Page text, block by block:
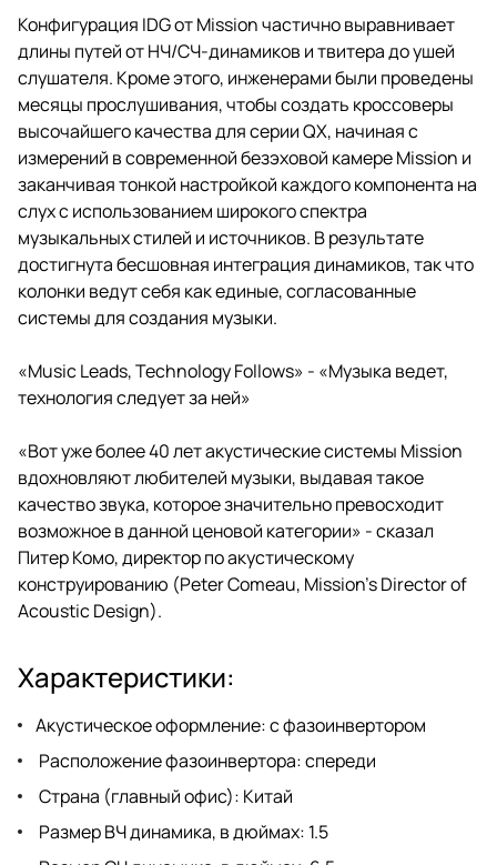
Конфигурация IDG от Mission частично выравнивает
длины путей от НЧ/СЧ-динамиков и твитера до ушей
слушателя. Кроме этого, инженерами были проведены
месяцы прослушивания, чтобы создать кроссоверы
высочайшего качества для серии QX, начиная с
измерений в современной безэховой камере Mission и
заканчивая тонкой настройкой каждого компонента на
слух с использованием широкого спектра
музыкальных стилей и источников. В результате
достигнута бесшовная интеграция динамиков, так что
колонки ведут себя как единые, согласованные
системы для создания музыки.
«Music Leads, Technology Follows» - «Музыка ведет,
технология следует за ней»
«Вот уже более 40 лет акустические системы Mission
вдохновляют любителей музыки, выдавая такое
качество звука, которое значительно превосходит
возможное в данной ценовой категории» - сказал
Питер Комо, директор по акустическому
конструированию (Peter Comeau, Mission’s Director of
Acoustic Design).
Характеристики:
Акустическое оформление: с фазоинвертором
Расположение фазоинвертора: спереди
Страна (главный офис): Китай
Размер ВЧ динамика, в дюймах: 1.5